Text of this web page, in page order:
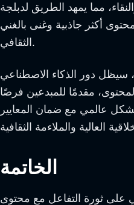
مما يمهد الطريق لدبلجة
أكثر جاذبية وغنى بالغني
الثقافي.
سيظل دور الذكاء الاصطناعي
مقدمًا للمبدعين فرصًا
عالمي مع ضمان المعايير
الخاتمة
على ثورة التفاعل مع محتوى